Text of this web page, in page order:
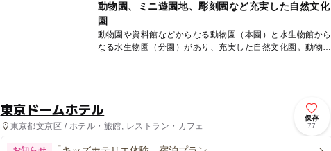
動物園、ミニ遊園地、彫刻園など充実した自然文化
園
動物園や資料館などからなる動物園（本園）と水生物館から
なる水生物園（分園）があり、充実した自然文化園。動物園
東京ドームホテル
東京都文京区 / ホテル・旅館, レストラン・カフェ
保存
77